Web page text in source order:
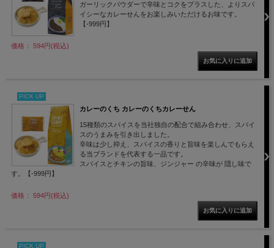
ガーリックパウダーで辛味とコクをプラスした、よりスパ
イシーなカレーせんをお楽しみいただけるお味です。
【-999円】
価格： 594円(税込)
PICK UP
カレーのくち カレーのくちカレーせん
15種類のスパイスを当社独自の配合で組み合わせ、スパイ
スのうまみを引き出しました。
辛味は少し抑え、スパイスの香りと旨味を楽しんでもらえ
る当ブランドを代表する一品です。
スパイスとチキンの旨味、ジンジャー の辛味が 隠し味で
す。【-999円】
価格： 594円(税込)
PICK UP